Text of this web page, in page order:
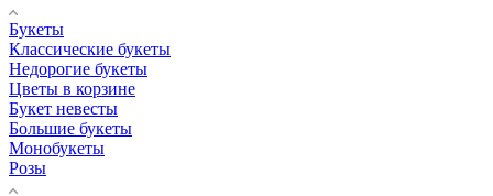
Букеты
Классические букеты
Недорогие букеты
Цветы в корзине
Букет невесты
Большие букеты
Монобукеты
Розы